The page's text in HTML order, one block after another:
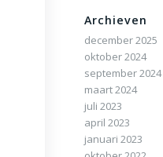
Archieven
december 2025
oktober 2024
september 2024
maart 2024
juli 2023
april 2023
januari 2023